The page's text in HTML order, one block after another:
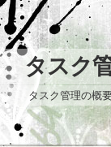
タスク
タスク管理の概